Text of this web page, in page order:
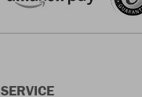
SERVICE